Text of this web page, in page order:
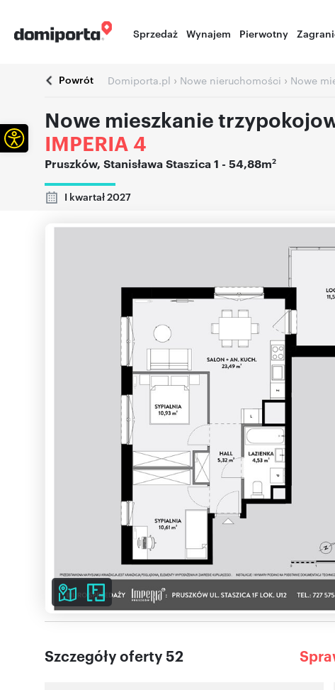
Sprzedaż Wynajem Pierwotny
Powrót Domiporta.pl › Nowe nieruchomości › Nowe
Nowe mieszkanie
IMPERIA 4
Pruszków, Stanisława Staszica 1 - 54,88m2
I kwartał 2027
Szczegóły oferty 52
Otwórz pasek narzędzi